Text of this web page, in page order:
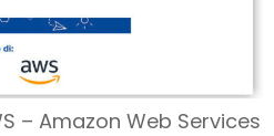
– Amazon Web Services